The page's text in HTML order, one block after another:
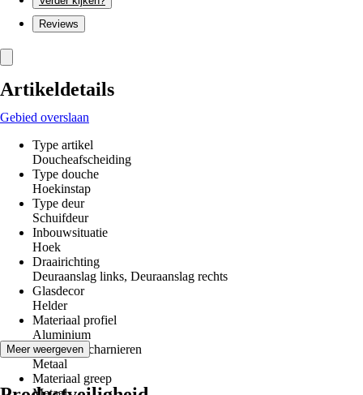
Reviews
Artikeldetails
Gebied overslaan
Type artikel
Doucheafscheiding
Type douche
Hoekinstap
Type deur
Schuifdeur
Inbouwsituatie
Hoek
Draairichting
Deuraanslag links, Deuraanslag rechts
Glasdecor
Helder
Materiaal profiel
Aluminium
Materiaal scharnieren
Metaal
Materiaal greep
Meer weergeven